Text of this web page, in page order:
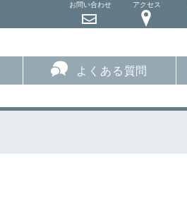
お問い合わせ アクセス
よくある質問